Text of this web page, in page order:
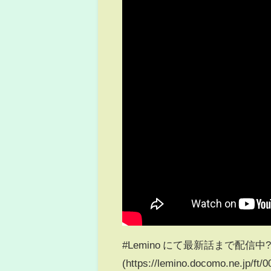
#Lemino にて最新話まで配信中?
(https://lemino.docomo.ne.jp/ft/